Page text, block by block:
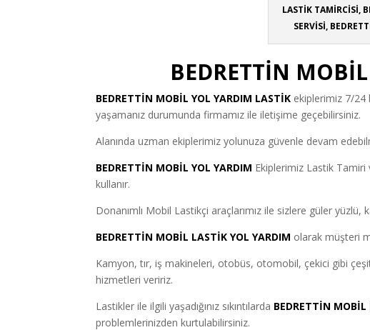
LASTİK TAMİRCİSİ,
SERVİSİ,
BEDRETTİN
BEDRETTİN MOBİL YOL YARDIM LASTİK ekiplerimiz 7/24
yaşamanız durumunda firmamız ile iletişime geçebilirsiniz.
Alanında uzman ekiplerimiz yolunuza güvenle devam
BEDRETTİN MOBİL YOL YARDIM Ekiplerimiz Lastik
kullanır.
Donanımlı Mobil Lastikçi araçlarımız ile sizlere güler yüzlü,
BEDRETTİN MOBİL LASTİK YOL YARDIM olarak müşteri
Kamyon, tır, iş makineleri, otobüs, otomobil, çekici gibi
hizmetleri veririz.
Lastikler ile ilgili yaşadığınız sıkıntılarda BEDRETTİN MOBİL
problemlerinizden kurtulabilirsiniz.